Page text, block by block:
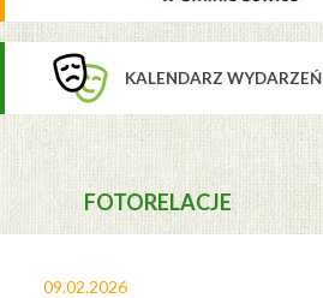
KALENDARZ WYDARZEŃ
FOTORELACJE
09.02.2026